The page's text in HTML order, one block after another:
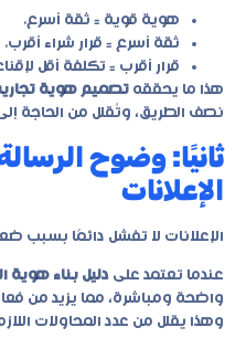
هوية قوية = ثقة أسرع.
ثقة أسرع = قرار شراء أقرب.
قرار أقرب = تكلفة أقل
هذا ما يحققه تصميم هوية
نصف الطريق، وتُقلل من الحاجة
ثانيًا: وضوح
الإعلانات
الإعلانات لا تفشل دائمًا
عندما تعتمد على دليل بناء هوية
واضحة ومباشرة، مما يزيد من
وهذا يقلل من عدد المحاولات